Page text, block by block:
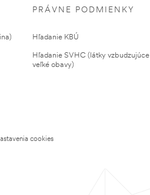
PRÁVNE PODMIENKY
Hľadanie KBÚ
Hľadanie SVHC (látky vzbudzujúce
veľké obavy)
cookies